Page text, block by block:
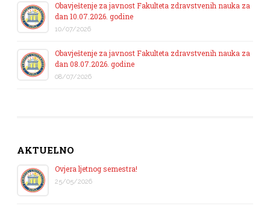
Obavještenje za javnost Fakulteta zdravstvenih nauka za
dan 10.07.2026. godine
10/07/2026
Obavještenje za javnost Fakulteta zdravstvenih nauka za
dan 08.07.2026. godine
08/07/2026
AKTUELNO
Ovjera ljetnog semestra!
25/05/2026